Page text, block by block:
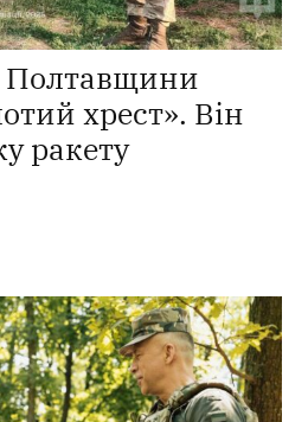
Полтавщини
хрест». Він
ракету